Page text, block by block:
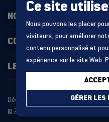
Ce site
Nous pouvons les placer
visiteurs, pour améliorer
contenu personnalisé et
expérience sur le site Web.
GÉRER LES
NOS PROJETS
CONTACT
LES DERNIÉRES
Déclaration relative aux cookies
© 2026 MDO GROUP